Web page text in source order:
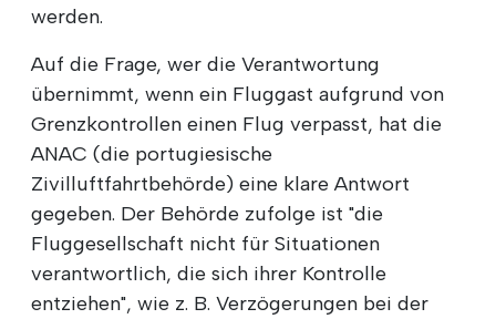
werden.
Auf die Frage, wer die Verantwortung
übernimmt, wenn ein Fluggast aufgrund von
Grenzkontrollen einen Flug verpasst, hat die
ANAC (die portugiesische
Zivilluftfahrtbehörde) eine klare Antwort
gegeben. Der Behörde zufolge ist "die
Fluggesellschaft nicht für Situationen
verantwortlich, die sich ihrer Kontrolle
entziehen", wie z. B. Verzögerungen bei der